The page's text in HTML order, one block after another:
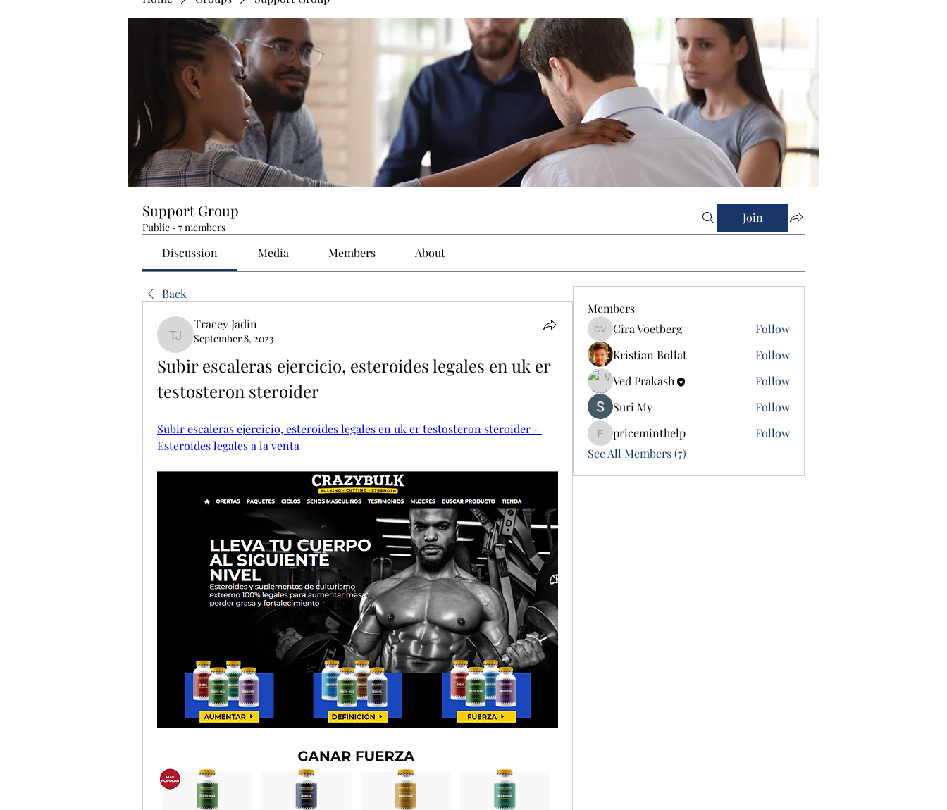
Support Group
Public · 7 members
Join
Discussion Media Members About
Back
Tracey Jadin
Tracey Jadin
September 8, 2023
Subir escaleras ejercicio, esteroides legales en uk er
testosteron steroider
Subir escaleras ejercicio, esteroides legales en uk er testosteron steroider -
Esteroides legales a la venta
Members
Cira Voetberg
Cira Voetberg
Follow
Kristian Bollat
Follow
Ved Prakash
Follow
Suri My
Follow
priceminthelp
priceminthelp
Follow
See All Members (7)